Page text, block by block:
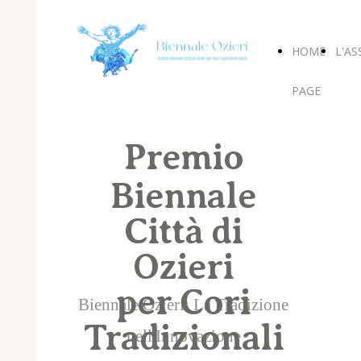
HOME
PAGE
Premio
Biennale
Città di
Ozieri
per Cori
Tradizionali
Biennale Ozieri: La Tradizione
nell'Innovazione